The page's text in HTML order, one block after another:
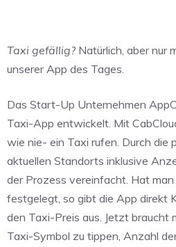
Taxi gefällig?Natürlich, aber nur
unserer App des Tages.
Das Start-Up Unternehmen
Taxi-App entwickelt. Mit
wie nie- ein Taxi rufen. Durch die
aktuellen Standorts inklusive
der Prozess vereinfacht. Hat
festgelegt, so gibt die App direkt
den Taxi-Preis aus. Jetzt braucht
Taxi-Symbol zu tippen, Anzahl